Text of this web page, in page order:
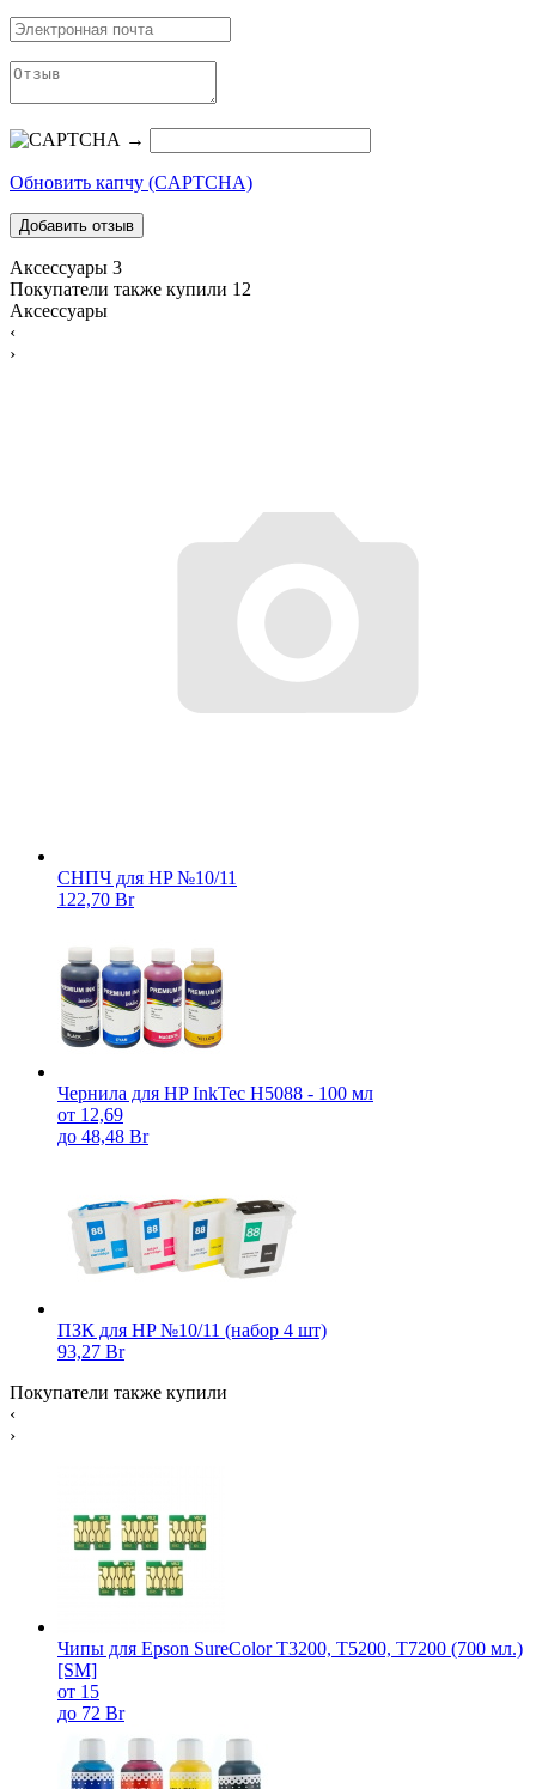
→
Обновить капчу (CAPTCHA)
Аксессуары 3
Покупатели также купили 12
Аксессуары
‹
›
СНПЧ для HP №10/11
122,70 Br
Чернила для HP InkTec H5088 - 100 мл
от 12,69
до 48,48 Br
ПЗК для HP №10/11 (набор 4 шт)
93,27 Br
Покупатели также купили
‹
›
Чипы для Epson SureColor T3200, T5200, T7200 (700 мл.)
[SM]
от 15
до 72 Br